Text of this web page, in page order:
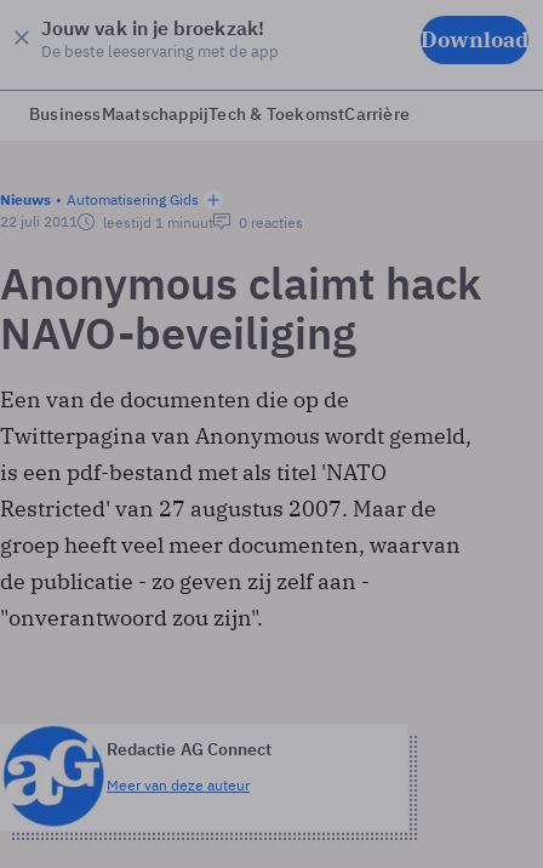
Jouw vak in je broekzak!
De beste leeservaring met de app Download
BusinessMaatschappijTech & ToekomstCarrière
Nieuws
Automatisering Gids
22 juli 2011
leestijd 1 minuut 0 reacties
Anonymous claimt hack
NAVO-beveiliging
Een van de documenten die op de
Twitterpagina van Anonymous wordt gemeld,
is een pdf-bestand met als titel 'NATO
Restricted' van 27 augustus 2007. Maar de
groep heeft veel meer documenten, waarvan
de publicatie - zo geven zij zelf aan -
"onverantwoord zou zijn".
Redactie AG Connect
Meer van deze auteur